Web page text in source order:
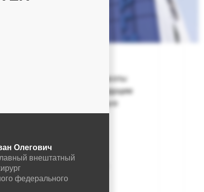
создания салона красоты
в тройку лидеров. Ведущим
способностям Ольги
врачей.
хирургией будущее.
Олегович
внештатный
федерального